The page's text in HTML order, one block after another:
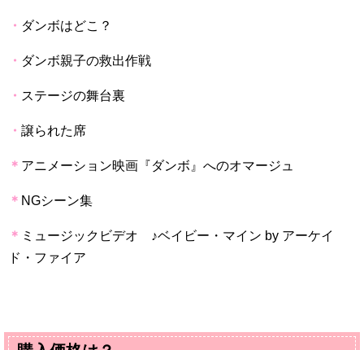
・ ダンボはどこ？
・ ダンボ親子の救出作戦
・ ステージの舞台裏
・ 譲られた席
＊ アニメーション映画『ダンボ』へのオマージュ
＊ NGシーン集
＊ ミュージックビデオ ♪ベイビー・マイン by アーケイ
ド・ファイア